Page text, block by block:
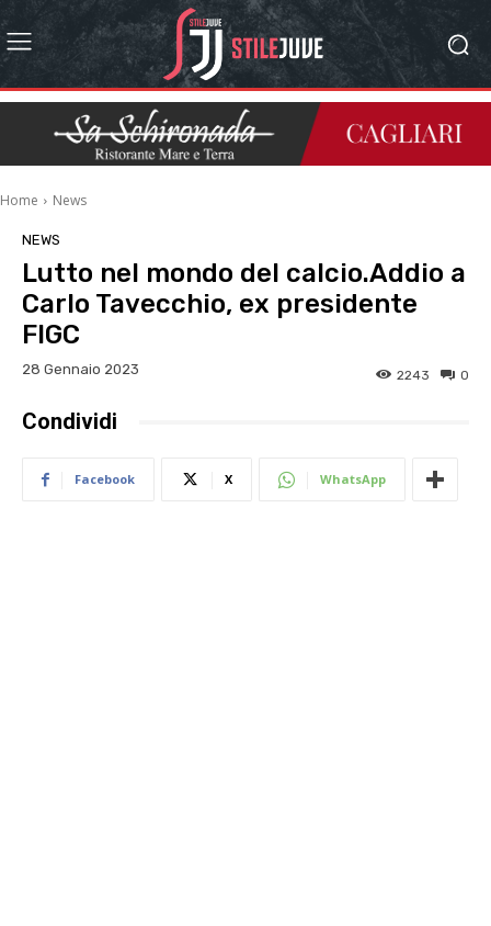
Home News
NEWS
Lutto nel mondo del calcio.Addio a
Carlo Tavecchio, ex presidente
FIGC
28 Gennaio 2023 0
2243
Condividi
Facebook X WhatsApp